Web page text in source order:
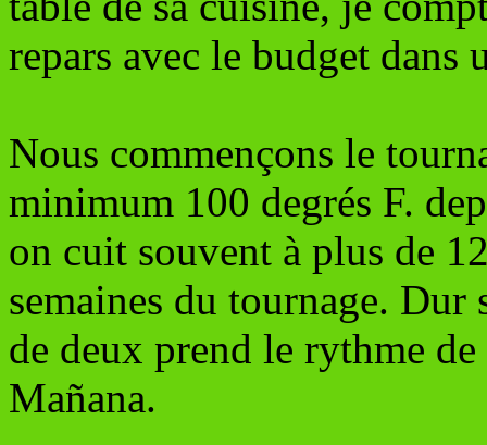
repars avec le budget dans
Nous commençons le
minimum 100 degrés F.
on cuit souvent à plus de
semaines du tournage.
de deux prend le rythme
Mañana.